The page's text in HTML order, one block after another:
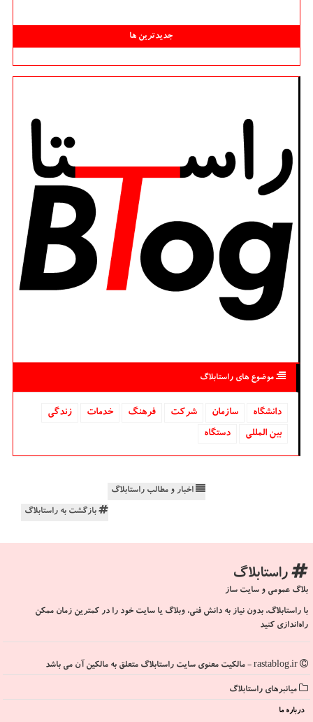
جدیدترین ها
موضوع های راستابلاگ
دانشگاه‌ سازمان شركت فرهنگ خدمات
زندگی
بین المللی
دستگاه
اخبار و مطالب راستابلاگ
بازگشت به راستابلاگ
راستابلاگ
بلاگ عمومی و سایت ساز
با راستابلاگ، بدون نیاز به دانش فنی، وبلاگ یا سایت خود را در کمترین زمان ممکن
راه‌اندازی کنید
میانبرهای راستابلاگ
درباره ما